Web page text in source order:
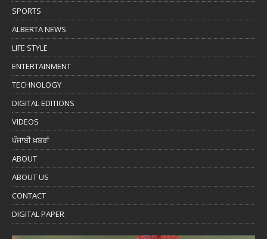
SPORTS
ALBERTA NEWS
LIFE STYLE
ENTERTAINMENT
TECHNOLOGY
DIGITAL EDITIONS
VIDEOS
ਪੰਜਾਬੀ ਖ਼ਬਰਾਂ
ABOUT
ABOUT US
CONTACT
DIGITAL PAPER